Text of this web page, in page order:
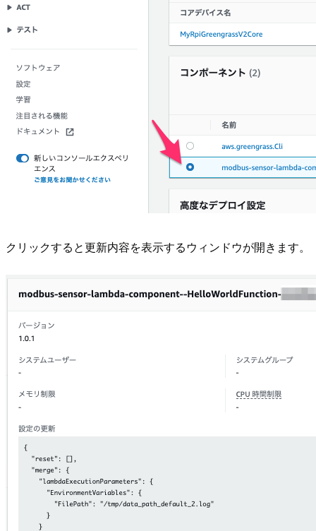
クリックすると更新内容を表示するウィンドウが開きます。